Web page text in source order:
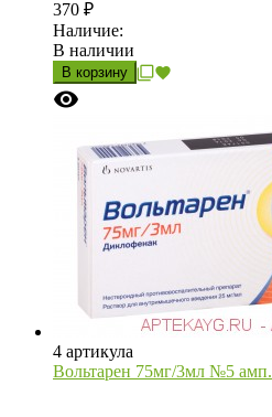
370 ₽
Наличие:
В наличии
В корзину
4 артикула
Вольтарен 75мг/3мл №5 амп.